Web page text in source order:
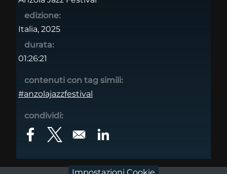
edizione:
Italia, 2025
durata:
01:26:21
contenuti con tag simili:
#anzolajazzfestival
condividi:
Opens in a new window
Opens in a new windowOpens in a new window